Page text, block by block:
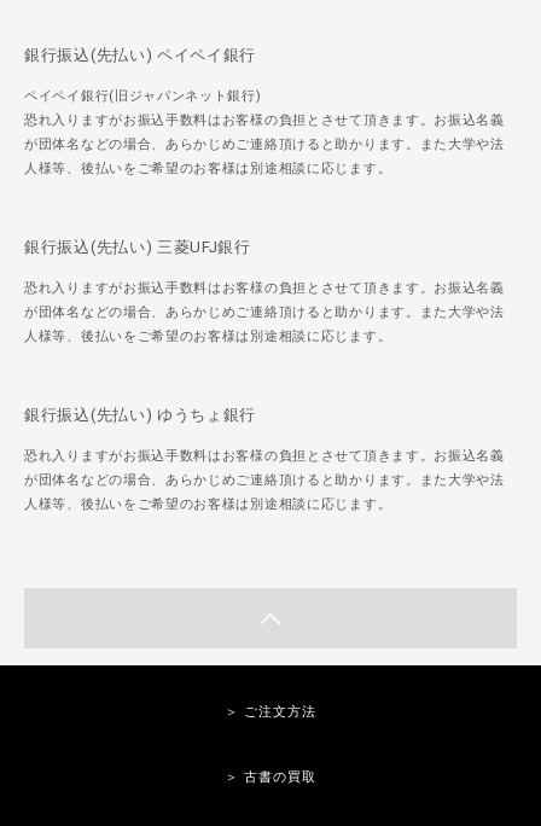
銀行振込(先払い) ペイペイ銀行
ペイペイ銀行(旧ジャパンネット銀行)
恐れ入りますがお振込手数料はお客様の負担とさせて頂きます。お振込名義
が団体名などの場合、あらかじめご連絡頂けると助かります。また大学や法
人様等、後払いをご希望のお客様は別途相談に応じます。
銀行振込(先払い) 三菱UFJ銀行
恐れ入りますがお振込手数料はお客様の負担とさせて頂きます。お振込名義
が団体名などの場合、あらかじめご連絡頂けると助かります。また大学や法
人様等、後払いをご希望のお客様は別途相談に応じます。
銀行振込(先払い) ゆうちょ銀行
恐れ入りますがお振込手数料はお客様の負担とさせて頂きます。お振込名義
が団体名などの場合、あらかじめご連絡頂けると助かります。また大学や法
人様等、後払いをご希望のお客様は別途相談に応じます。
＞ ご注文方法
＞ 古書の買取